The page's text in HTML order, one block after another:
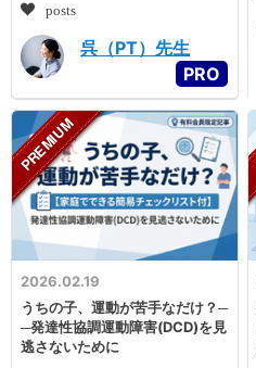
posts
呉（PT）先生
2026.02.19
うちの子、運動が苦手なだけ？─
─発達性協調運動障害(DCD)を見
逃さないために